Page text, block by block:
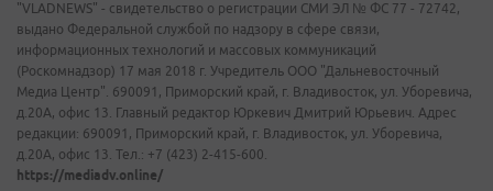
"VLADNEWS" - свидетельство о регистрации СМИ ЭЛ № ФС 77 - 72742,
выдано Федеральной службой по надзору в сфере связи,
информационных технологий и массовых коммуникаций
(Роскомнадзор) 17 мая 2018 г. Учредитель ООО "Дальневосточный
Медиа Центр". 690091, Приморский край, г. Владивосток, ул. Уборевича,
д.20А, офис 13. Главный редактор Юркевич Дмитрий Юрьевич. Адрес
редакции: 690091, Приморский край, г. Владивосток, ул. Уборевича,
д.20А, офис 13. Тел.: +7 (423) 2-415-600.
https://mediadv.online/